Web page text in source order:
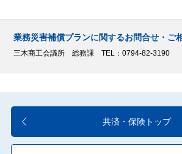
業務災害補償プランに関するお問合せ・ご
三木商工会議所 総務課 TEL：0794-82-3190
共済・保険トップ